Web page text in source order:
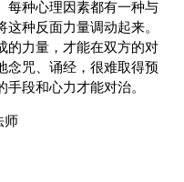
每种心理因素都有一种与
种反面力量调动起来。
的力量，才能在双方的对
念咒、诵经，很难取得预
段和心力才能对治。
师